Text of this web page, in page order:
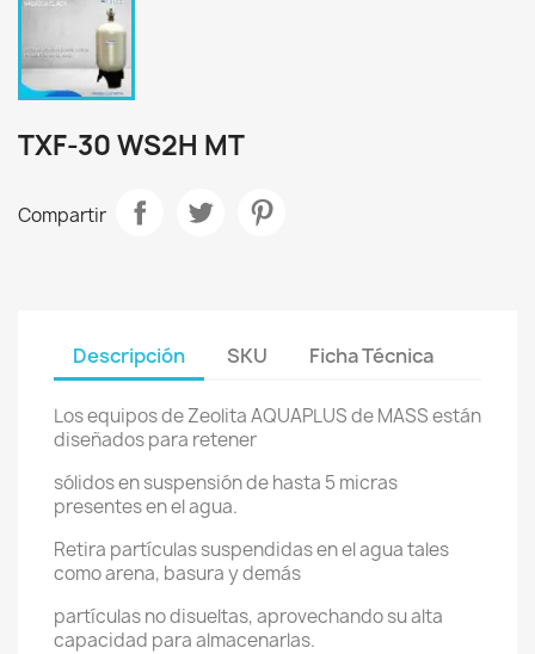
TXF-30 WS2H MT
Compartir
Descripción SKU Ficha Técnica
Los equipos de Zeolita AQUAPLUS de MASS están
diseñados para retener
sólidos en suspensión de hasta 5 micras
presentes en el agua.
Retira partículas suspendidas en el agua tales
como arena, basura y demás
partículas no disueltas, aprovechando su alta
capacidad para almacenarlas.